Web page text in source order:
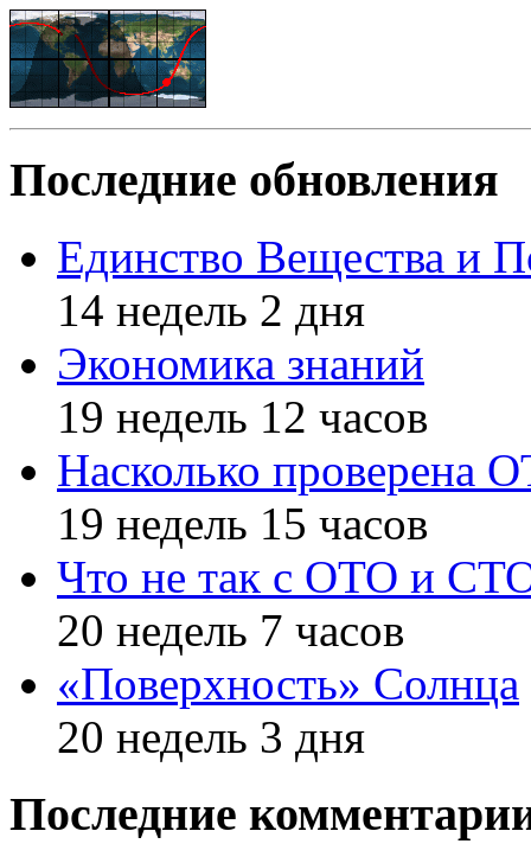
Последние обновления
Единство Вещества и
14 недель 2 дня
Экономика знаний
19 недель 12 часов
Насколько проверена
19 недель 15 часов
Что не так с ОТО и
20 недель 7 часов
«Поверхность» Солнца
20 недель 3 дня
Последние